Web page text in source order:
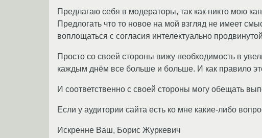
Предлагаю себя в модераторы, так как никто мою
Предлогать что то новое на мой взгляд не имеет
воплощаться с согласия интелектуально
Просто со своей стороны вижу необходимость в
каждым днём все больше и больше. И как правило
И соответственно с своей стороны могу обещать
Если у аудитории сайта есть ко мне какие-либо
Искренне Ваш, Борис Журкевич